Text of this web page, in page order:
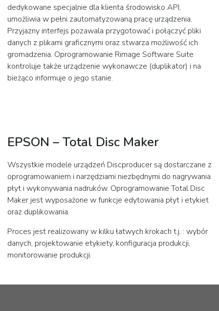
dedykowane specjalnie dla klienta środowisko API,
umożliwia w pełni zautomatyzowaną pracę urządzenia.
Przyjazny interfejs pozawala przygotować i połączyć pliki
danych z plikami graficznymi oraz stwarza możliwość ich
gromadzenia. Oprogramowanie Rimage Software Suite
kontroluje także urządzenie wykonawcze (duplikator) i na
bieżąco informuje o jego stanie.
EPSON – Total Disc Maker
Wszystkie modele urządzeń Discproducer są dostarczane z
oprogramowaniem i narzędziami niezbędnymi do nagrywania
płyt i wykonywania nadruków. Oprogramowanie Total Disc
Maker jest wyposażone w funkcje edytowania płyt i etykiet
oraz duplikowania.
Proces jest realizowany w kilku łatwych krokach t.j. : wybór
danych, projektowanie etykiety, konfiguracja produkcji,
monitorowanie produkcji.